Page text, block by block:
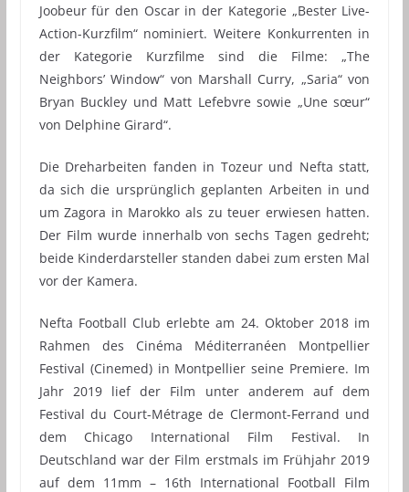
Joobeur für den Oscar in der Kategorie „Bester Live-
Action-Kurzfilm“ nominiert. Weitere Konkurrenten in
der Kategorie Kurzfilme sind die Filme: „The
Neighbors’ Window“ von Marshall Curry, „Saria“ von
Bryan Buckley und Matt Lefebvre sowie „Une sœur“
von Delphine Girard“.
Die Dreharbeiten fanden in Tozeur und Nefta statt,
da sich die ursprünglich geplanten Arbeiten in und
um Zagora in Marokko als zu teuer erwiesen hatten.
Der Film wurde innerhalb von sechs Tagen gedreht;
beide Kinderdarsteller standen dabei zum ersten Mal
vor der Kamera.
Nefta Football Club erlebte am 24. Oktober 2018 im
Rahmen des Cinéma Méditerranéen Montpellier
Festival (Cinemed) in Montpellier seine Premiere. Im
Jahr 2019 lief der Film unter anderem auf dem
Festival du Court-Métrage de Clermont-Ferrand und
dem Chicago International Film Festival. In
Deutschland war der Film erstmals im Frühjahr 2019
auf dem 11mm – 16th International Football Film